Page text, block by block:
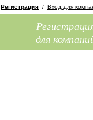
Регистрация / Вход для
для